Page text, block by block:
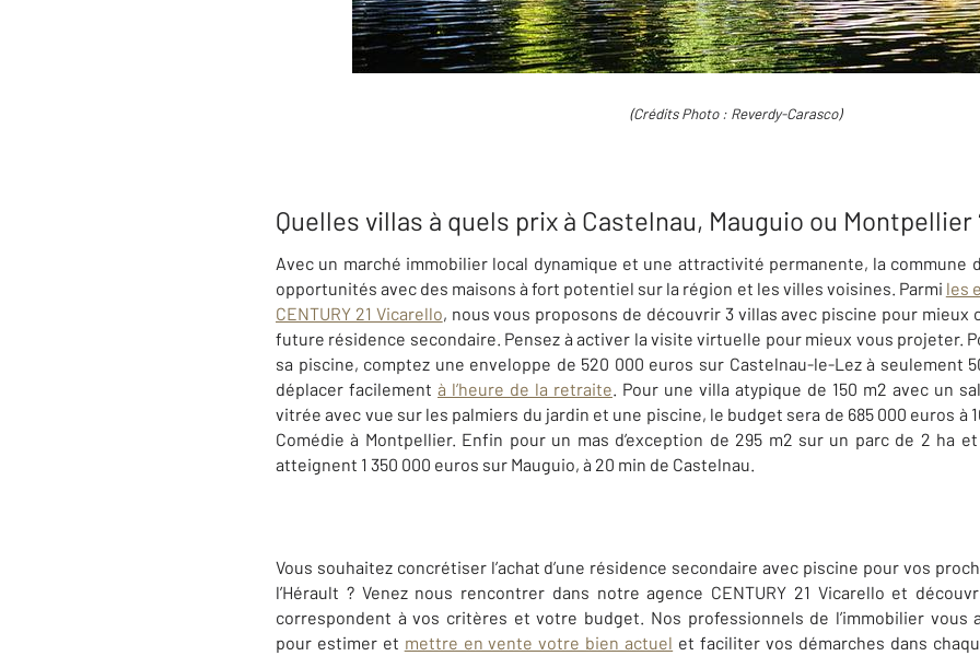
(Crédits Photo : Reverdy-Carasco)
Quelles villas à quels prix à Castelnau, Mauguio ou Montpellier
Avec un marché immobilier local dynamique et une attractivité permanente, la commune
opportunités avec des maisons à fort potentiel sur la région et les villes voisines. Parmi les
CENTURY 21 Vicarello, nous vous proposons de découvrir 3 villas avec piscine pour
future résidence secondaire. Pensez à activer la visite virtuelle pour mieux vous projeter.
sa piscine, comptez une enveloppe de 520 000 euros sur Castelnau-le-Lez à seulement
déplacer facilement à l’heure de la retraite. Pour une villa atypique de 150 m2 avec un
vitrée avec vue sur les palmiers du jardin et une piscine, le budget sera de 685 000 euros à
Comédie à Montpellier. Enfin pour un mas d’exception de 295 m2 sur un parc de 2 ha
atteignent 1 350 000 euros sur Mauguio, à 20 min de Castelnau.
Vous souhaitez concrétiser l’achat d’une résidence secondaire avec piscine pour vos
l’Hérault ? Venez nous rencontrer dans notre agence CENTURY 21 Vicarello et
correspondent à vos critères et votre budget. Nos professionnels de l’immobilier vous
pour estimer et mettre en vente votre bien actuel et faciliter vos démarches dans